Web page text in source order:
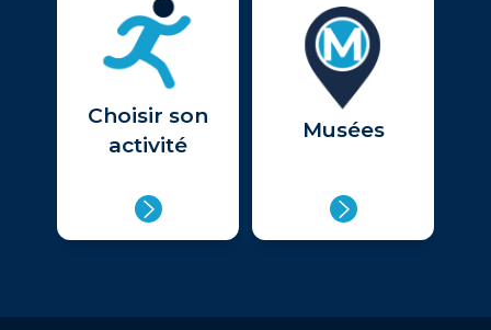
Choisir son
activité
Musées